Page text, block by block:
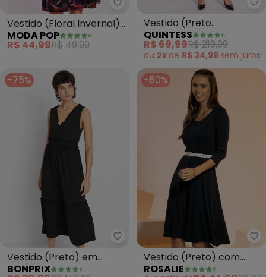
Moda Pop - Vestido (Floral
Vestido (Floral Invernal)
em Malha
MODA POP
R$ 44,99R$ 49,99
Vestido (Preto
Metalizado) com
Franzido
QUINTESS
R$ 69,99R$ 219,99
ou 2x de R$ 34,99 sem juros
-75%
bonprix - Vestido (Preto) em
Vestido (Preto) em
Malha Fria
BONPRIX
-50%
Vestido (Preto) com
Mangas 7/8
ROSALIE